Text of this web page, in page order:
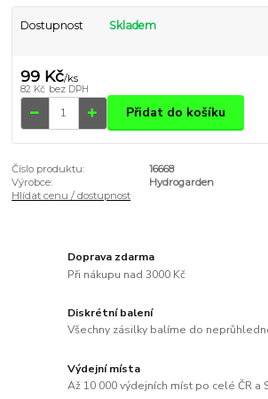
Dostupnost Skladem
99 Kč/ks
82 Kč bez DPH
Přidat do košíku
Číslo produktu:
16668
Výrobce:
Hydrogarden
Hlídat cenu / dostupnost
Doprava zdarma
Při nákupu nad 3000 Kč
Diskrétní balení
Všechny zásilky balíme do
Výdejní místa
Až 10 000 výdejních míst po celé ČR a